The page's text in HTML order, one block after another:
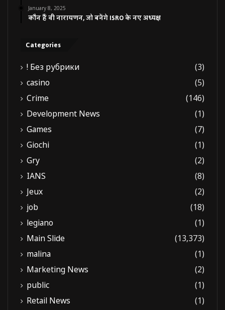
January 8, 2025
कौन हैं वी नारायणन, जो बनेंगे ISRO के नए अध्यक्ष
Categories
! Без рубрики
(3)
casino
(5)
Crime
(146)
Development News
(1)
Games
(7)
Giochi
(1)
Gry
(2)
IANS
(8)
Jeux
(2)
job
(18)
legiano
(1)
Main Slide
(13,373)
malina
(1)
Marketing News
(2)
public
(1)
Retail News
(1)